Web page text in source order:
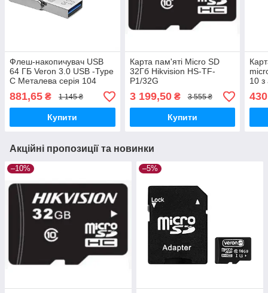
Флеш-накопичувач USB
64 ГБ Veron 3.0 USB -Type
C Металева серія 104
881,65 ₴ 1 145 ₴
Купити
Карта пам'яті Micro SD
32Гб Hikvision HS-TF-
P1/32G
3 199,50₴ 3 555 ₴
Купити
10
Акційні пропозиції та новинки
–10% –5%